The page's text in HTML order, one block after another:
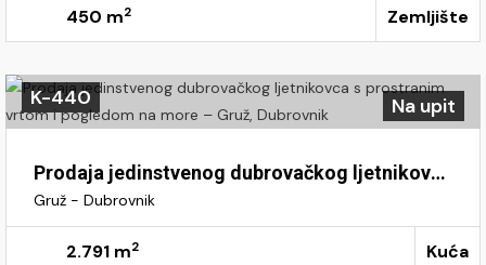
450 m2 Zemljište
Na upit
K-440
Prodaja jedinstvenog dubrovačkog ljetnikovca s prostranim vrtom i pogledom na more – Gruž, Dubrovnik
Gruž - Dubrovnik
2.791 m2 Kuća